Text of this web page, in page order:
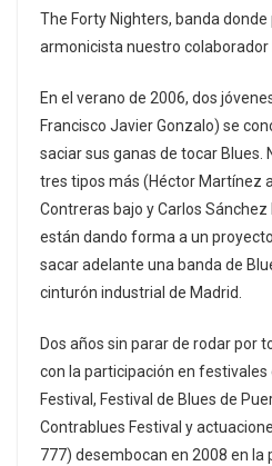
The Forty Nighters, banda
armonicista nuestro
En el verano de 2006, dos
Francisco Javier Gonzalo) se
saciar sus ganas de tocar Blues.
tres tipos más (Héctor Martínez
Contreras bajo y Carlos
están dando forma a un
sacar adelante una banda de
cinturón industrial de Madrid.
Dos años sin parar de rodar por
con la participación en festivales
Festival, Festival de Blues de
Contrablues Festival y
777) desembocan en 2008 en la